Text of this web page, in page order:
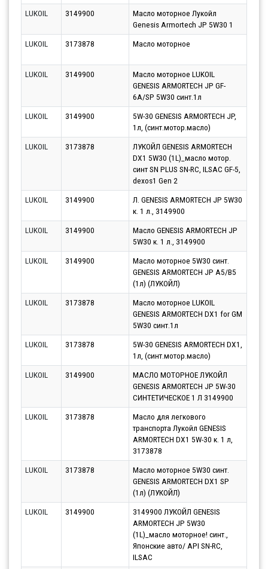
LUKOIL
3149900
Масло моторное Лукойл
Genesis Armortech JP 5W30 1
LUKOIL
3173878 Масло моторное
LUKOIL
3149900
Масло моторное LUKOIL
GENESIS ARMORTECH JP GF-
6A/SP 5W30 синт.1л
LUKOIL 3149900
5W-30 GENESIS ARMORTECH JP,
1л, (синт.мотор.масло)
LUKOIL
3173878
ЛУКОЙЛ GENESIS ARMORTECH
DX1 5W30 (1L)_масло мотор.
синт SN PLUS SN-RC, ILSAC GF-5,
dexos1 Gen 2
LUKOIL 3149900
Л. GENESIS ARMORTECH JP 5W30
к. 1 л., 3149900
LUKOIL
3149900
Масло GENESIS ARMORTECH JP
5W30 к. 1 л., 3149900
LUKOIL
3149900
Масло моторное 5W30 синт.
GENESIS ARMORTECH JP A5/B5
(1л) (ЛУКОЙЛ)
LUKOIL 3173878
Масло моторное LUKOIL
GENESIS ARMORTECH DX1 for GM
5W30 синт.1л
LUKOIL 3173878
5W-30 GENESIS ARMORTECH DX1,
1л, (синт.мотор.масло)
LUKOIL
3149900
МАСЛО МОТОРНОЕ ЛУКОЙЛ
GENESIS ARMORTECH JP 5W-30
СИНТЕТИЧЕСКОЕ 1 Л 3149900
LUKOIL 3173878
Масло для легкового
транспорта Лукойл GENESIS
ARMORTECH DX1 5W-30 к. 1 л,
3173878
LUKOIL 3173878
Масло моторное 5W30 синт.
GENESIS ARMORTECH DX1 SP
(1л) (ЛУКОЙЛ)
LUKOIL 3149900
3149900 ЛУКОЙЛ GENESIS
ARMORTECH JP 5W30
(1L)_масло моторное! синт.,
Японские авто/ API SN-RC,
ILSAC